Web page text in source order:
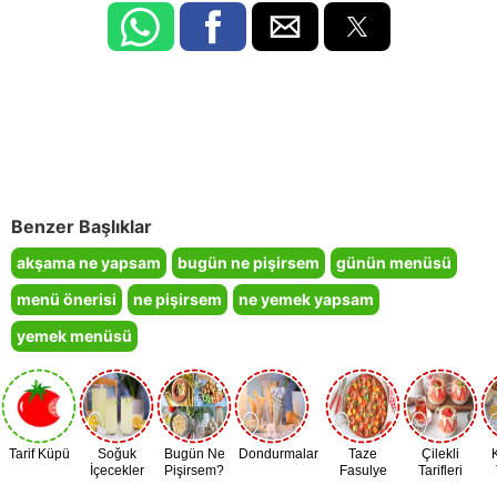
Benzer Başlıklar
akşama ne yapsam bugün ne pişirsem
günün menüsü
menü önerisi
ne pişirsem
ne yemek yapsam
yemek menüsü
Tarif Küpü
Soğuk
İçecekler
Bugün Ne
Pişirsem?
Dondurmalar
Taze
Fasulye
Çilekli
Tarifleri